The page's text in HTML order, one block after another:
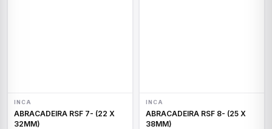
INCA
ABRACADEIRA RSF 7- (22 X
32MM)
INCA
ABRACADEIRA RSF 8- (25 X
38MM)